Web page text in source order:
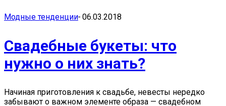
Модные тенденции- 06.03.2018
Свадебные букеты: что
нужно о них знать?
Начиная приготовления к свадьбе, невесты нередко
забывают о важном элементе образа — свадебном